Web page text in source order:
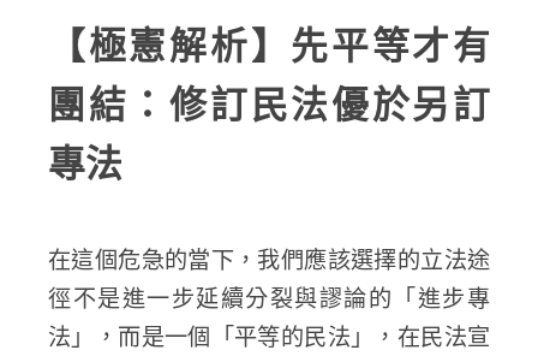
【極憲解析】先平等才有
團結：修訂民法優於另訂
專法
在這個危急的當下，我們應該選擇的立法途
徑不是進一步延續分裂與謬論的「進步專
法」，而是一個「平等的民法」，在民法宣